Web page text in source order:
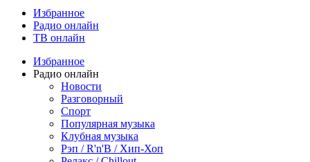
Избранное
Радио онлайн
ТВ онлайн
Избранное
Радио онлайн
Новости
Разговорный
Спорт
Популярная музыка
Клубная музыка
Рэп / R'n'B / Хип-Хоп